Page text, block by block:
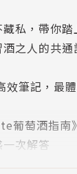
私，帶你
之人的共通
筆記，最
葡萄酒指南
次解答